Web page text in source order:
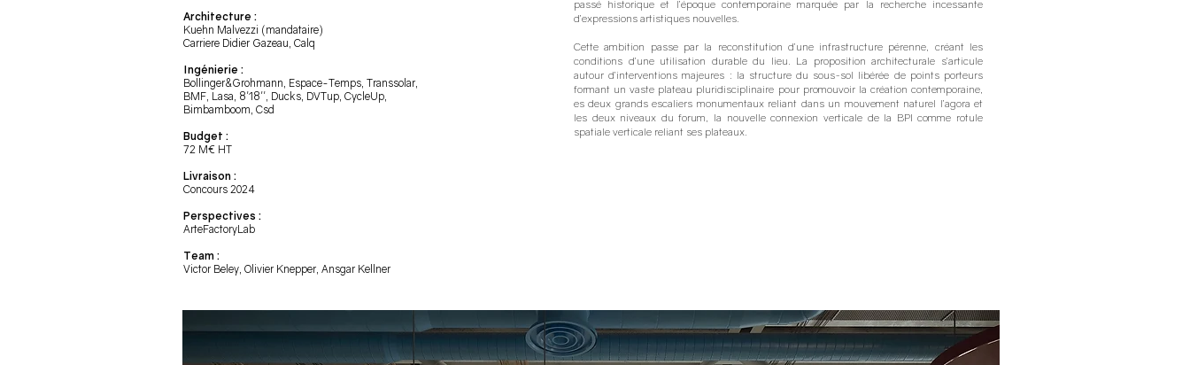
Architecture :
Kuehn Malvezzi (mandataire)
Carriere Didier Gazeau, Calq
Ingénierie :
Bollinger&Grohmann, Espace-Temps, Transsolar,
BMF, Lasa, 8'18'', Ducks, DVTup, CycleUp,
Bimbamboom, Csd
Budget :
72 M€ HT
Livraison :
Concours 2024
Perspectives :
ArteFactoryLab
Team :
Victor Beley, Olivier Knepper, Ansgar Kellner
passé historique et l’époque contemporaine marquée par la recherche incessante
d’expressions artistiques nouvelles.
Cette ambition passe par la reconstitution d’une infrastructure pérenne, créant les
conditions d’une utilisation durable du lieu. La proposition architecturale s’articule
autour d’interventions majeures : la structure du sous-sol libérée de points porteurs
formant un vaste plateau pluridisciplinaire pour promouvoir la création contemporaine,
es deux grands escaliers monumentaux reliant dans un mouvement naturel l’agora et
les deux niveaux du forum, la nouvelle connexion verticale de la BPI comme rotule
spatiale verticale reliant ses plateaux.